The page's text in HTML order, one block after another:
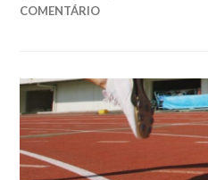
COMENTÁRIO